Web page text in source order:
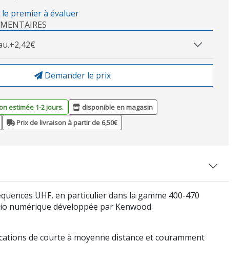
le premier à évaluer
+2,42€
Demander le prix
estimée 1-2 jours.
disponible en magasin
Prix de livraison à partir de 6,50€
UHF, en particulier dans la gamme 400-470
numérique développée par Kenwood.
de courte à moyenne distance et couramment